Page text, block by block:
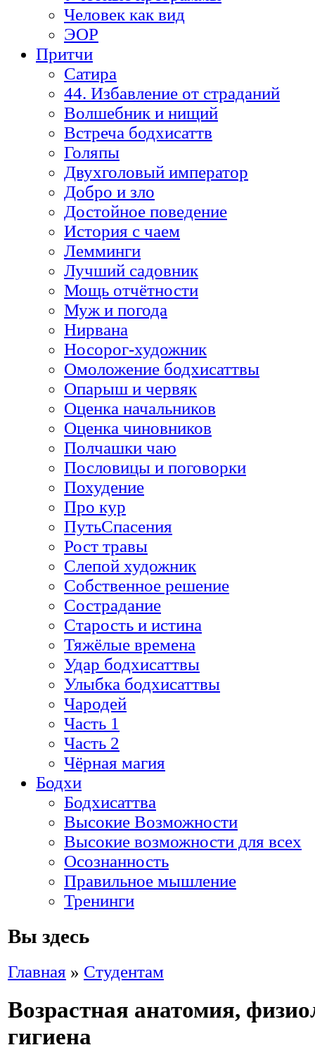
Человек как вид
ЭОР
Притчи
Сатира
44. Избавление от страданий
Волшебник и нищий
Встреча бодхисаттв
Голяпы
Двухголовый император
Добро и зло
Достойное поведение
История с чаем
Лемминги
Лучший садовник
Мощь отчётности
Муж и погода
Нирвана
Носорог-художник
Омоложение бодхисаттвы
Опарыш и червяк
Оценка начальников
Оценка чиновников
Полчашки чаю
Пословицы и поговорки
Похудение
Про кур
ПутьСпасения
Рост травы
Слепой художник
Собственное решение
Сострадание
Старость и истина
Тяжёлые времена
Удар бодхисаттвы
Улыбка бодхисаттвы
Чародей
Часть 1
Часть 2
Чёрная магия
Бодхи
Бодхисаттва
Высокие Возможности
Высокие возможности для всех
Осознанность
Правильное мышление
Тренинги
Вы здесь
Главная » Студентам
Возрастная анатомия,
гигиена